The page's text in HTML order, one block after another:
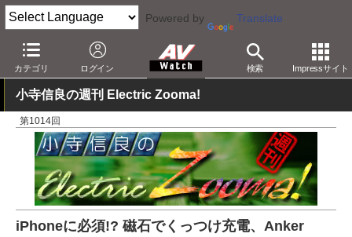
Powered by Translate
カテゴリ ログイン 検索 Impressサイト
AV Watch 製品 スマホアクセサリ
小寺信良の週刊 Electric Zooma!
第1014回
iPhoneに必須!? 磁石でくっつけ充電、Anker